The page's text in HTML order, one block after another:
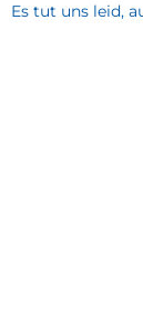
Es tut uns leid,